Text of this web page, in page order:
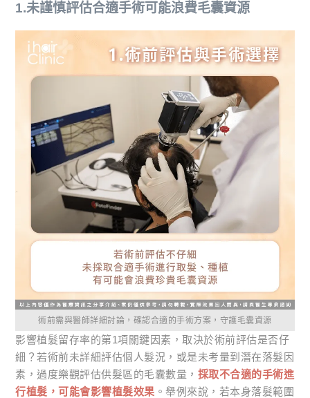
1.未謹慎評估合適手術可能浪費毛囊資源
術前需與醫師詳細討論，確認合適的手術方案，守護毛囊資源
影響植髮留存率的第1項關鍵因素，取決於術前評估是否仔
細？若術前未詳細評估個人髮況，或是未考量到潛在落髮因
素，過度樂觀評估供髮區的毛囊數量， 採取不合適的手術進
行植髮，可能會影響植髮效果 。舉例來說，若本身落髮範圍